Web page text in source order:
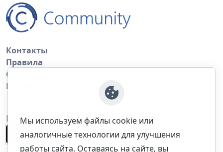
Контакты
Правила
Обратная связь
Правила копирования материалов
Приложение
Мы используем файлы cookie или
аналогичные технологии для улучшения
работы сайта. Оставаясь на сайте, вы